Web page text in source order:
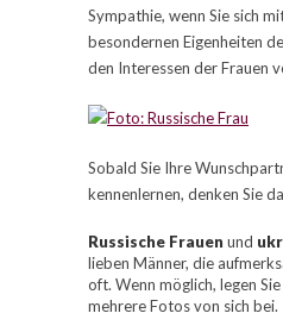
Sympathie, wenn Sie sich
besondernen Eigenheiten
den Interessen der Frauen
Sobald Sie Ihre
kennenlernen, denken Sie
Russische Frauen und
lieben Männer, die
oft. Wenn möglich, legen
mehrere Fotos von sich bei.